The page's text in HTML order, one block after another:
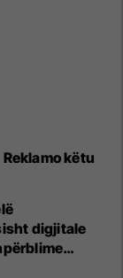
Reklamo këtu
digjitale